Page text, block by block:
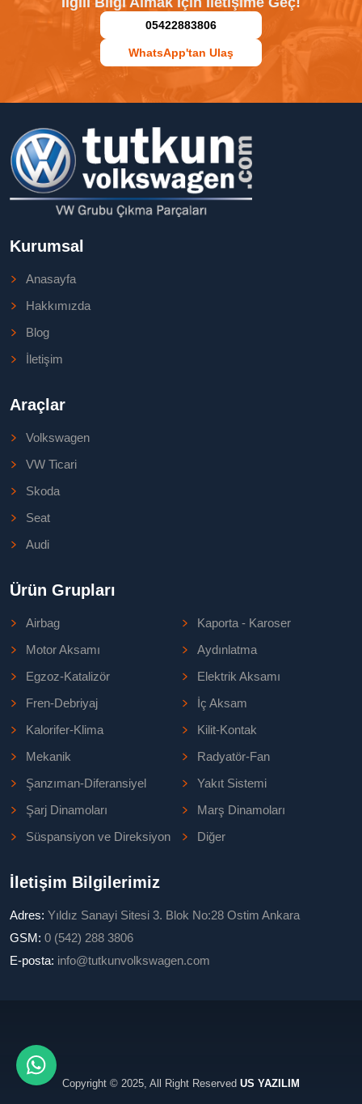
05422883806
WhatsApp'tan Ulaş
Kurumsal
Anasayfa
Hakkımızda
Blog
İletişim
Araçlar
Volkswagen
VW Ticari
Skoda
Seat
Audi
Ürün Grupları
Airbag
Kaporta - Karoser
Motor Aksamı
Aydınlatma
Egzoz-Katalizör
Elektrik Aksamı
Fren-Debriyaj
İç Aksam
Kalorifer-Klima
Kilit-Kontak
Mekanik
Radyatör-Fan
Şanzıman-Diferansiyel
Yakıt Sistemi
Şarj Dinamoları
Marş Dinamoları
Süspansiyon ve Direksiyon
Diğer
İletişim Bilgilerimiz
Adres: Yıldız Sanayi Sitesi 3. Blok No:28 Ostim Ankara
GSM: 0 (542) 288 3806
E-posta: info@tutkunvolkswagen.com
Copyright © 2025, All Right Reserved US YAZILIM